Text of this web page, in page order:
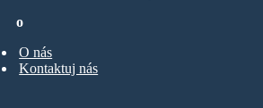
o
O nás
Kontaktuj nás